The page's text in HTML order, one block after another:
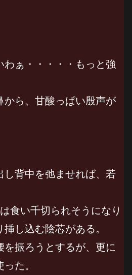
ぁ・・・・・もっと強
ら、甘酸っぱい殷声が
背中を弛ませれば、若
食い千切られそうになり
し込む陰芯がある。
振ろうとするが、更に
た。